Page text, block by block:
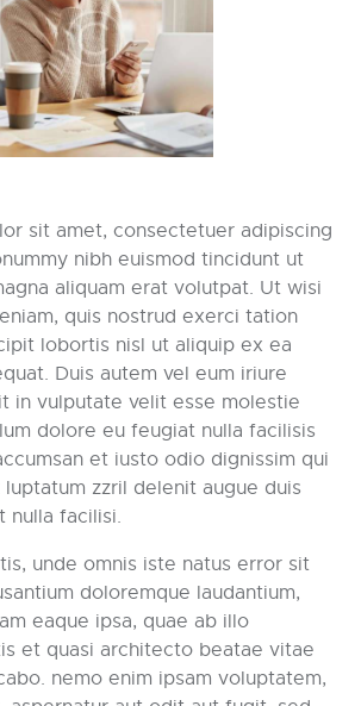
sit amet, consectetuer adipiscing
nibh euismod tincidunt ut
aliquam erat volutpat. Ut wisi
quis nostrud exerci tation
lobortis nisl ut aliquip ex ea
Duis autem vel eum iriure
in vulputate velit esse molestie
dolore eu feugiat nulla facilisis
et iusto odio dignissim qui
zzril delenit augue duis
nulla facilisi.
unde omnis iste natus error sit
doloremque laudantium,
eaque ipsa, quae ab illo
et quasi architecto beatae vitae
nemo enim ipsam voluptatem,